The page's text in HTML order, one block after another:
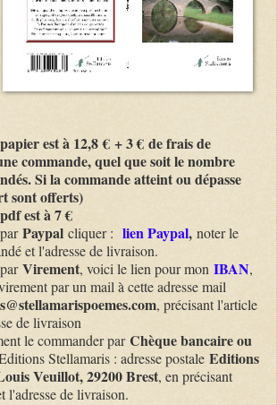
est à 12,8€ + 3 € de frais de
commande, quel que soit le nombre
Si la commande atteint ou dépasse
sont offerts)
est à 7 €
Paypal cliquer : lien Paypal, noter le
et l'adresse de livraison.
Virement, voici le lien pour mon IBAN,
par un mail à cette adresse mail
, précisant l'article
de livraison
le commander parChèque bancaire ou
Stellamaris : adresse postale Editions
Veuillot, 29200 Brest, en précisant
l'adresse de livraison.